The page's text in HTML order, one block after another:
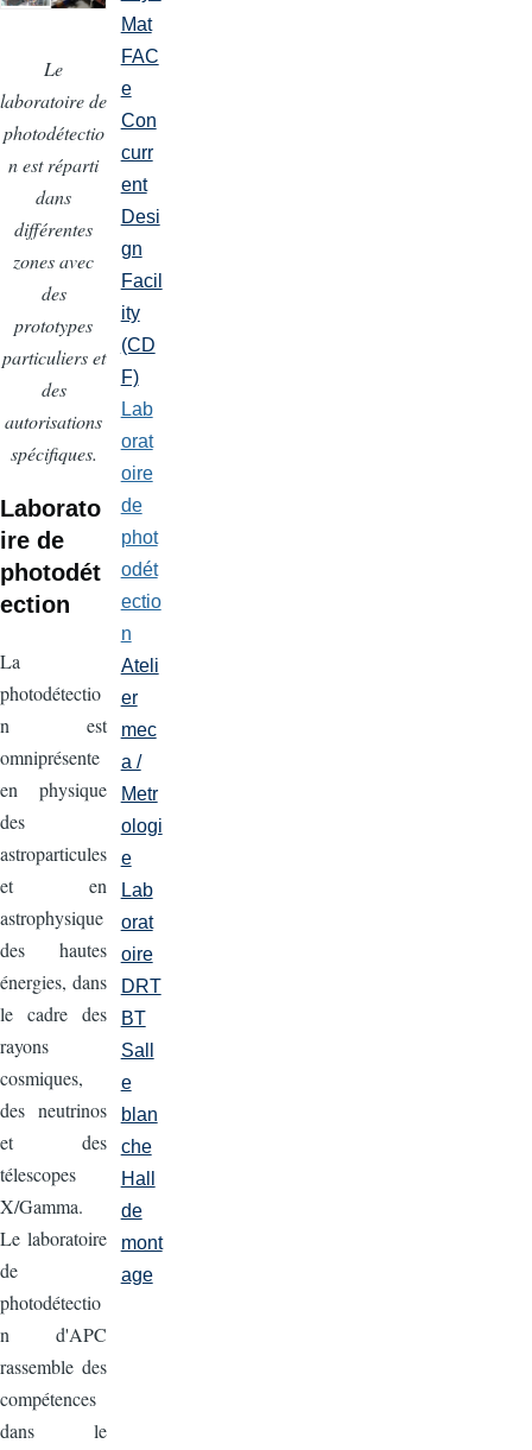
Le
laboratoire de
photodétectio
n est réparti
dans
différentes
zones avec
des
prototypes
particuliers et
des
autorisations
spécifiques.
Laborato
ire de
photodét
ection
La
photodétectio
n est
omniprésente
en physique
des
astroparticules
et en
astrophysique
des hautes
énergies, dans
le cadre des
rayons
cosmiques,
des neutrinos
et des
télescopes
X/Gamma.
Le laboratoire
de
photodétectio
n d'APC
rassemble des
compétences
dans le
Mat
FAC
e
Con
curr
ent
Desi
gn
Facil
ity
(CD
F)
Lab
orat
oire
de
phot
odét
ectio
n
Ateli
er
mec
a /
Metr
ologi
e
Lab
orat
oire
DRT
BT
Sall
e
blan
che
Hall
de
mont
age